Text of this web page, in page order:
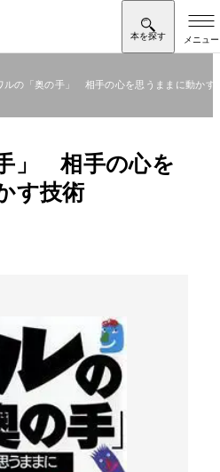
ルの「奥の手」 相手の心を思うままに動かす
」 相手の心を
す技術